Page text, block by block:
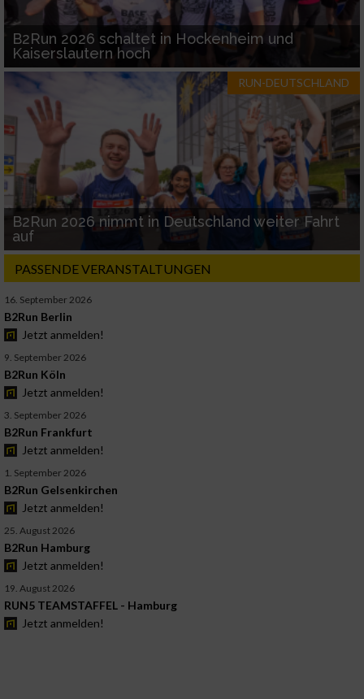
B2Run 2026 schaltet in Hockenheim und
Kaiserslautern hoch
RUN-DEUTSCHLAND
B2Run 2026 nimmt in Deutschland weiter Fahrt
auf
PASSENDE VERANSTALTUNGEN
16. September 2026
B2Run Berlin
Jetzt anmelden!
9. September 2026
B2Run Köln
Jetzt anmelden!
3. September 2026
B2Run Frankfurt
Jetzt anmelden!
1. September 2026
B2Run Gelsenkirchen
Jetzt anmelden!
25. August 2026
B2Run Hamburg
Jetzt anmelden!
19. August 2026
RUN5 TEAMSTAFFEL - Hamburg
Jetzt anmelden!